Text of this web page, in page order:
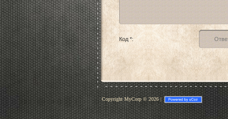
Код *:
Copyright MyCorp © 2026|